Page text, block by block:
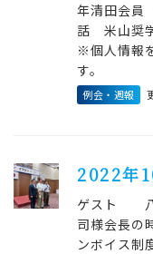
年清田会員
話 米山奨
※個人情報
す。
例会・週報
2022年
ゲスト 八
司様会長の
ンボイス